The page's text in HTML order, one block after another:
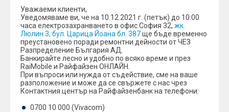
Уважаеми клиенти,
Уведомяваме ви, че на 10.12.2021 г. (петък) до 10:00
часа електрозахранването в офис София 32, жк.
Люлин 3, бул. Царица Йоана бл. 387ще бъде временно
преустановено поради ремонтни дейности от ЧЕЗ
Разпределение България АД.
Банкирайтe лесно и удобно по всяко време и през
RaiMobile и Райфайзен ОНЛАЙН.
При въпроси или нужда от съдействие, сме на ваше
разположение и може да се свържете с нас чрез
Контактния център на Райфайзенбанк на телефони:
0700 10 000 (Vivacom)